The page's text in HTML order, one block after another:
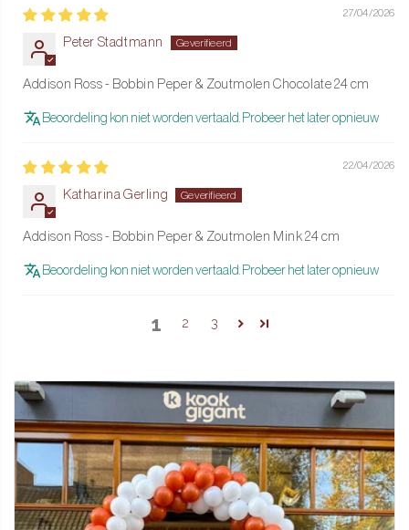
27/04/2026
Peter Stadtmann
Addison Ross - Bobbin Peper & Zoutmolen Chocolate 24 cm
Beoordeling kon niet worden vertaald. Probeer het later opnieuw
22/04/2026
Katharina Gerling
Addison Ross - Bobbin Peper & Zoutmolen Mink 24 cm
Beoordeling kon niet worden vertaald. Probeer het later opnieuw
1 2 3